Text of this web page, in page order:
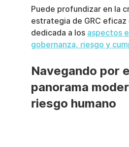
Puede profundizar en la
estrategia de GRC eficaz
dedicada a los aspectos
gobernanza, riesgo y
Navegando por
panorama
riesgo humano